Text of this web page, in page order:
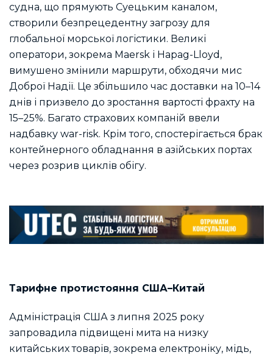
судна, що прямують Суецьким каналом,
створили безпрецедентну загрозу для
глобальної морської логістики. Великі
оператори, зокрема Maersk і Hapag-Lloyd,
вимушено змінили маршрути, обходячи мис
Доброї Надії. Це збільшило час доставки на 10–14
днів і призвело до зростання вартості фрахту на
15–25%. Багато страхових компаній ввели
надбавку war-risk. Крім того, спостерігається брак
контейнерного обладнання в азійських портах
через розрив циклів обігу.
Тарифне протистояння США–Китай
Адміністрація США з липня 2025 року
запровадила підвищені мита на низку
китайських товарів, зокрема електроніку, мідь,